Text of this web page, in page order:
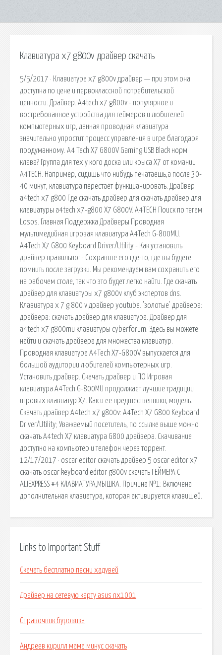
Клавиатура x7 g800v драйвер скачать
5/5/2017 · Клавиатура x7 g800v драйвер — при этом она
доступна по цене и первоклассной потребительской
ценности. Драйвер. A4tech x7 g800v - популярное и
востребованное устройства для геймеров и любителей
компьютерных игр, данная проводная клавиатура
значительно упростит процесс управления в игре благодаря
продуманному. A4 Tech X7 G800V Gaming USB Black норм
клава? Группа для тех у кого доска или крыса X7 от комании
A4TECH. Например, сидишь что нибудь печатаешь,а после 30-
40 минут, клавиатура перестаёт функцианировать. Драйвер
a4tech x7 g800 Где скачать драйвер для скачать драйвер для
клавиатуры a4tech x7-g800 X7 G800V. A4TECH Поиск по тегам
Losos. Главная Поддержка Драйверы Проводная
мультимедийная игровая клавиатура A4Tech G-800MU.
A4Tech X7 G800 Keyboard Driver/Utility - Как установить
драйвер правильно: - Сохраните его где-то, где вы будете
помнить после загрузки. Мы рекомендуем вам сохранить его
на рабочем столе, так что это будет легко найти. Где скачать
драйвер для клавиатуры x7 g800v клуб экспертов dns.
Клавиатура х 7 g 800 v драйвер youtube. 'золотые' драйвера:
драйвера: скачать драйвер для клавиатура. Драйвер для
a4tech x7 g800mu клавиатуры cyberforum. Здесь вы можете
найти и скачать драйвера для множества клавиатур.
Проводная клавиатура A4Tech X7-G800V выпускается для
большой аудитории любителей компьютерных игр.
Установить драйвер. Скачать драйвер и ПО Игровая
клавиатура A4Tech G-800MU продолжает лучшие традиции
игровых клавиатур X7. Как и ее предшественники, модель.
Скачать драйвер A4tech x7 g800v: A4Tech X7 G800 Keyboard
Driver/Utility; Уважаемый посетитель, по ссылке выше можно
скачать A4tech X7 клавиатура G800 драйвера. Скачивание
доступно на компьютер и телефон через торрент.
12/17/2017 · oscar editor скачать драйвер 5 oscar editor x7
скачать oscar keyboard editor g800v скачать ГЕЙМЕРА С
ALIEXPRESS #4 КЛАВИАТУРА,МЫШКА. Причина №1: Включена
дополнительная клавиатура, которая активируется клавишей.
Links to Important Stuff
Скачать бесплатно песни хадувей
Драйвер на сетевую карту asus nx1001
Справочник буровика
Андреев кирилл мама минус скачать